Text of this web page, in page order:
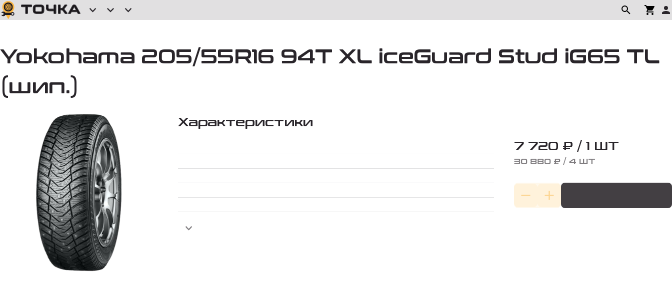
Yokohama 205/55R16 94T XL iceGuard Stud iG65 TL
(шип.)
Характеристики
7 720 ₽ / 1 ШТ
30 880 ₽ / 4 ШТ